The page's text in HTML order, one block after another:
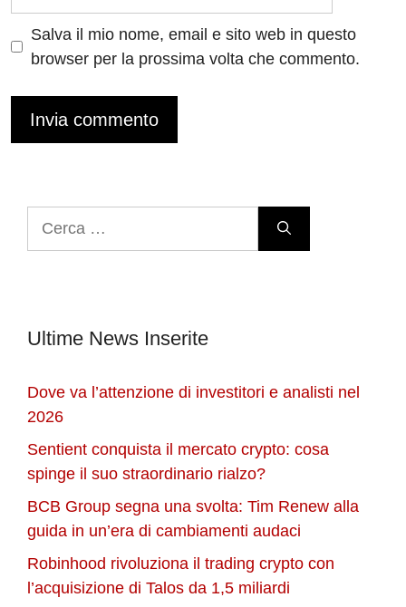
Salva il mio nome, email e sito web in questo
browser per la prossima volta che commento.
Ultime News Inserite
Dove va l’attenzione di investitori e analisti nel
2026
Sentient conquista il mercato crypto: cosa
spinge il suo straordinario rialzo?
BCB Group segna una svolta: Tim Renew alla
guida in un’era di cambiamenti audaci
Robinhood rivoluziona il trading crypto con
l’acquisizione di Talos da 1,5 miliardi